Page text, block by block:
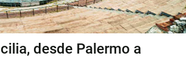
desde Palermo a